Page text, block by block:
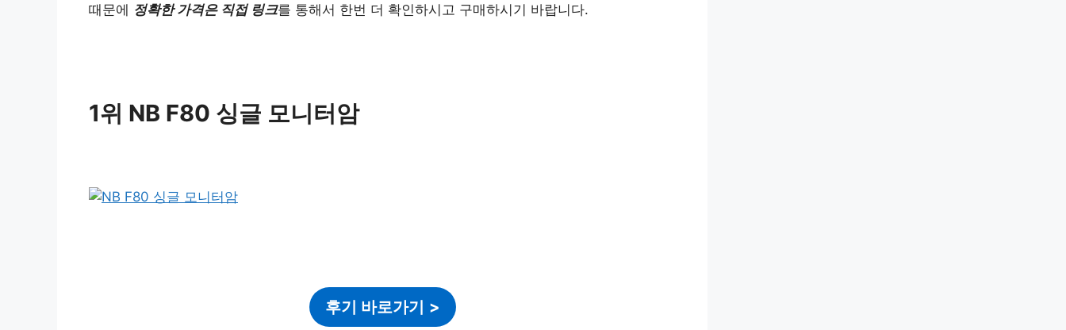
때문에 정확한 가격은 직접 링크를 통해서 한번 더 확인하시고 구매하시기 바랍니다.
1위 NB F80 싱글 모니터암
후기 바로가기 >